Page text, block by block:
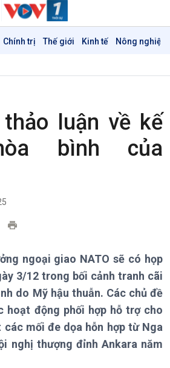
Chính trị Thế giới Kinh tế Nông nghiệp
Thời sự
Thời sự 6h
Thời sự 12h
Thời sự 18h
Thời sự 21h30
Bản tin
Chuyên mục
thảo luận về kế
bình của
ngoại giao NATO sẽ có họp
3/12 trong bối cảnh tranh cãi
do Mỹ hậu thuẫn. Các chủ đề
hoạt động phối hợp hỗ trợ cho
mối đe dọa hỗn hợp từ Nga
nghị thượng đỉnh Ankara năm